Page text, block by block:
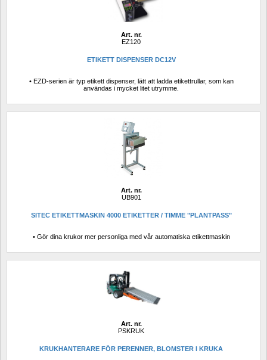
Art. nr.
EZ120
ETIKETT DISPENSER DC12V
• EZD-serien är typ etikett dispenser, lätt att ladda etikettrullar, som kan
användas i mycket litet utrymme.
Art. nr.
UB901
SITEC ETIKETTMASKIN 4000 ETIKETTER / TIMME "PLANTPASS"
• Gör dina krukor mer personliga med vår automatiska etikettmaskin
Art. nr.
PSKRUK
KRUKHANTERARE FÖR PERENNER, BLOMSTER I KRUKA